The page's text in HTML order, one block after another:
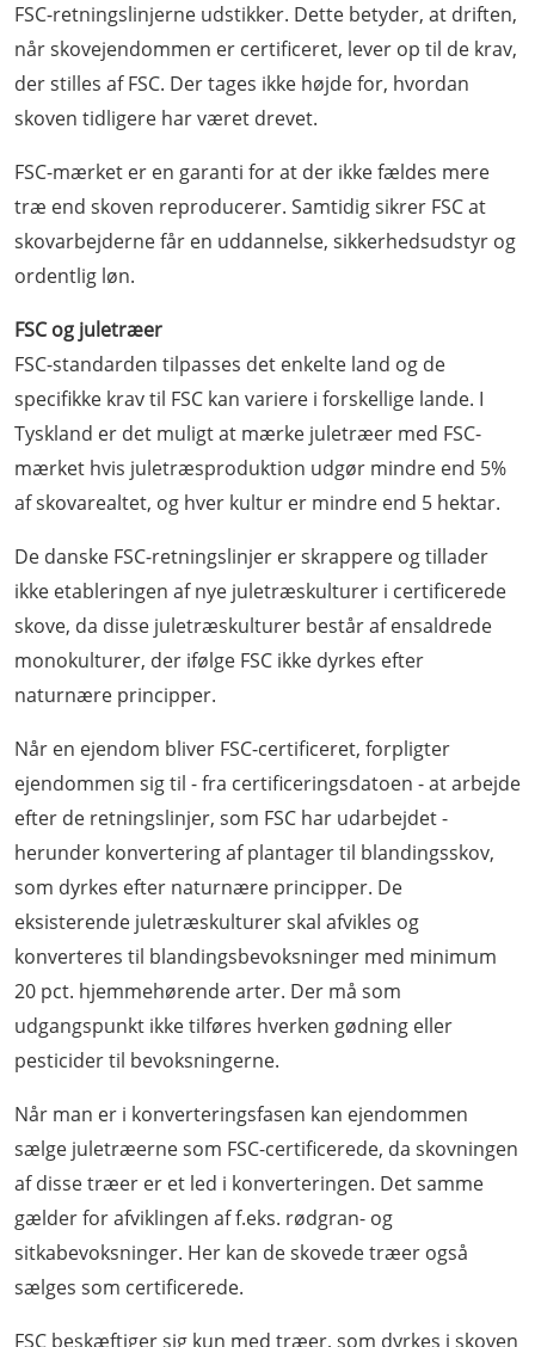
FSC-retningslinjerne udstikker. Dette betyder, at driften,
når skovejendommen er certificeret, lever op til de krav,
der stilles af FSC. Der tages ikke højde for, hvordan
skoven tidligere har været drevet.
FSC-mærket er en garanti for at der ikke fældes mere
træ end skoven reproducerer. Samtidig sikrer FSC at
skovarbejderne får en uddannelse, sikkerhedsudstyr og
ordentlig løn.
FSC og juletræer
FSC-standarden tilpasses det enkelte land og de
specifikke krav til FSC kan variere i forskellige lande. I
Tyskland er det muligt at mærke juletræer med FSC-
mærket hvis juletræsproduktion udgør mindre end 5%
af skovarealtet, og hver kultur er mindre end 5 hektar.
De danske FSC-retningslinjer er skrappere og tillader
ikke etableringen af nye juletræskulturer i certificerede
skove, da disse juletræskulturer består af ensaldrede
monokulturer, der ifølge FSC ikke dyrkes efter
naturnære principper.
Når en ejendom bliver FSC-certificeret, forpligter
ejendommen sig til - fra certificeringsdatoen - at arbejde
efter de retningslinjer, som FSC har udarbejdet -
herunder konvertering af plantager til blandingsskov,
som dyrkes efter naturnære principper. De
eksisterende juletræskulturer skal afvikles og
konverteres til blandingsbevoksninger med minimum
20 pct. hjemmehørende arter. Der må som
udgangspunkt ikke tilføres hverken gødning eller
pesticider til bevoksningerne.
Når man er i konverteringsfasen kan ejendommen
sælge juletræerne som FSC-certificerede, da skovningen
af disse træer er et led i konverteringen. Det samme
gælder for afviklingen af f.eks. rødgran- og
sitkabevoksninger. Her kan de skovede træer også
sælges som certificerede.
FSC beskæftiger sig kun med træer, som dyrkes i skoven